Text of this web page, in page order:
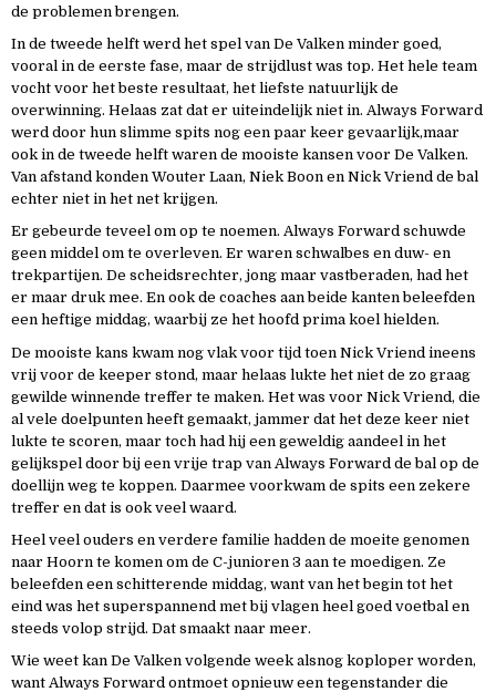
de problemen brengen.
In de tweede helft werd het spel van De Valken minder goed,
vooral in de eerste fase, maar de strijdlust was top. Het hele team
vocht voor het beste resultaat, het liefste natuurlijk de
overwinning. Helaas zat dat er uiteindelijk niet in. Always Forward
werd door hun slimme spits nog een paar keer gevaarlijk,maar
ook in de tweede helft waren de mooiste kansen voor De Valken.
Van afstand konden Wouter Laan, Niek Boon en Nick Vriend de bal
echter niet in het net krijgen.
Er gebeurde teveel om op te noemen. Always Forward schuwde
geen middel om te overleven. Er waren schwalbes en duw- en
trekpartijen. De scheidsrechter, jong maar vastberaden, had het
er maar druk mee. En ook de coaches aan beide kanten beleefden
een heftige middag, waarbij ze het hoofd prima koel hielden.
De mooiste kans kwam nog vlak voor tijd toen Nick Vriend ineens
vrij voor de keeper stond, maar helaas lukte het niet de zo graag
gewilde winnende treffer te maken. Het was voor Nick Vriend, die
al vele doelpunten heeft gemaakt, jammer dat het deze keer niet
lukte te scoren, maar toch had hij een geweldig aandeel in het
gelijkspel door bij een vrije trap van Always Forward de bal op de
doellijn weg te koppen. Daarmee voorkwam de spits een zekere
treffer en dat is ook veel waard.
Heel veel ouders en verdere familie hadden de moeite genomen
naar Hoorn te komen om de C-junioren 3 aan te moedigen. Ze
beleefden een schitterende middag, want van het begin tot het
eind was het superspannend met bij vlagen heel goed voetbal en
steeds volop strijd. Dat smaakt naar meer.
Wie weet kan De Valken volgende week alsnog koploper worden,
want Always Forward ontmoet opnieuw een tegenstander die